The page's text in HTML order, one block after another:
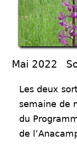
Mai 2022
Les deux
semaine de
du
de